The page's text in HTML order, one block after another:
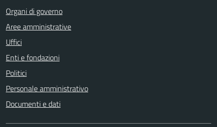
Organi di governo
Aree amministrative
Uffici
Enti e fondazioni
Politici
Personale amministrativo
Documenti e dati